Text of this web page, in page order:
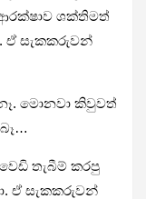
ශක්ති­මත්
ඒ සැක­ක­රු­වන්
මොනවා කිවු­වත්
තැබීම් කරපු
ඒ සැක­ක­රු­වන්